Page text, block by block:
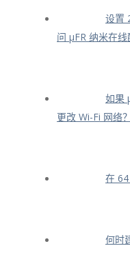
设置
问 μFR 纳米在线
如果
更改 Wi-Fi 网络？
在
何时